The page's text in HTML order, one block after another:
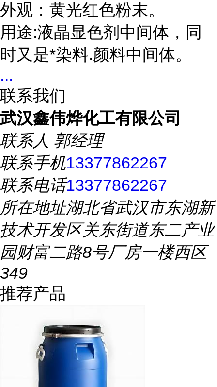
外观：黄光红色粉末。
用途:液晶显色剂中间体，同
时又是*染料.颜料中间体。
...
联系我们
武汉鑫伟烨化工有限公司
联系人 郭经理
联系手机13377862267
联系电话13377862267
所在地址湖北省武汉市东湖新
技术开发区关东街道东二产业
园财富二路8号厂房一楼西区
349
推荐产品